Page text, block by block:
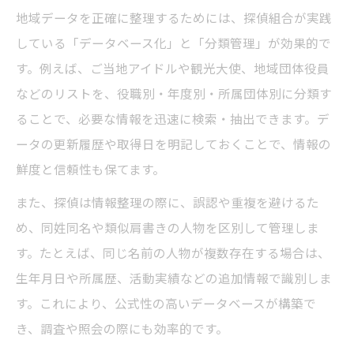
地域データを正確に整理するためには、探偵組合が実践
している「データベース化」と「分類管理」が効果的で
す。例えば、ご当地アイドルや観光大使、地域団体役員
などのリストを、役職別・年度別・所属団体別に分類す
ることで、必要な情報を迅速に検索・抽出できます。デ
ータの更新履歴や取得日を明記しておくことで、情報の
鮮度と信頼性も保てます。
また、探偵は情報整理の際に、誤認や重複を避けるた
め、同姓同名や類似肩書きの人物を区別して管理しま
す。たとえば、同じ名前の人物が複数存在する場合は、
生年月日や所属歴、活動実績などの追加情報で識別しま
す。これにより、公式性の高いデータベースが構築で
き、調査や照会の際にも効率的です。